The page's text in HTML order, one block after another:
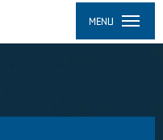
MENU